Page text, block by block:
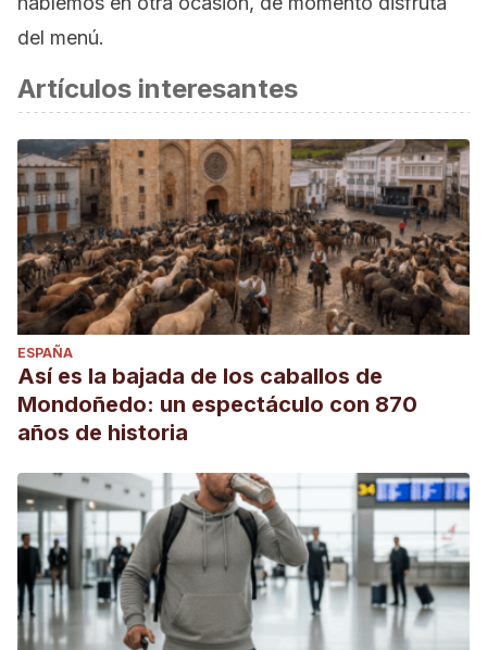
del menú.
Artículos interesantes
ESPAÑA
Así es la bajada de los caballos de
Mondoñedo: un espectáculo con 870
años de historia